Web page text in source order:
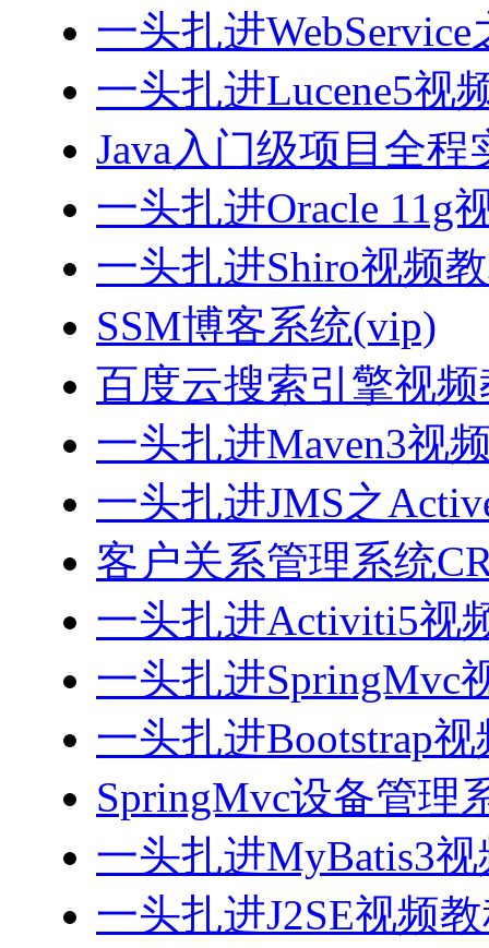
一头扎进
一头扎进Lucene5视
Java入门级项目全程
一头扎进Oracle 11g
一头扎进Shiro视频
SSM博客系统(vip)
百度云搜索引擎视
一头扎进Maven3视
一头扎进JMS之
客户关系管理系统
一头扎进Activiti5视
一头扎进SpringMvc
一头扎进Bootstrap
SpringMvc设备管理
一头扎进MyBatis3
一头扎进J2SE视频